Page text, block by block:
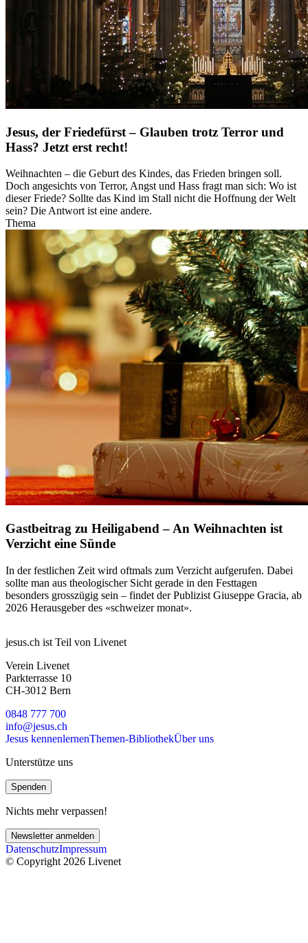
Jesus, der Friedefürst – Glauben trotz Terror und
Hass? Jetzt erst recht!
Weihnachten – die Geburt des Kindes, das Frieden bringen soll.
Doch angesichts von Terror, Angst und Hass fragt man sich: Wo ist
dieser Friede? Sollte das Kind im Stall nicht die Hoffnung der Welt
sein? Die Antwort ist eine andere.
Thema
Gastbeitrag zu Heiligabend – An Weihnachten ist
Verzicht eine Sünde
In der festlichen Zeit wird oftmals zum Verzicht aufgerufen. Dabei
sollte man aus theologischer Sicht gerade in den Festtagen
besonders grosszügig sein – findet der Publizist Giuseppe Gracia, ab
2026 Herausgeber des «schweizer monat».
jesus.ch ist Teil von Livenet
Verein Livenet
Parkterrasse 10
CH-3012 Bern
0848 777 700
info@jesus.ch
Jesus kennenlernenThemen-BibliothekÜber uns
Unterstütze uns
Spenden
Nichts mehr verpassen!
Newsletter anmelden
DatenschutzImpressum
© Copyright 2026 Livenet